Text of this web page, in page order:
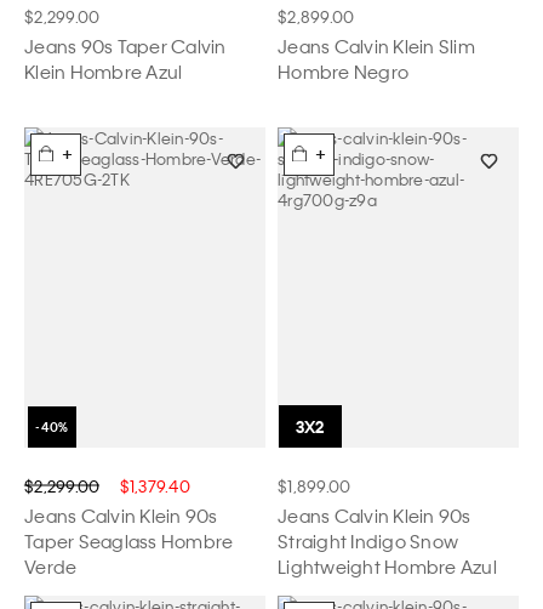
$2,299.00
Jeans 90s Taper Calvin
Klein Hombre Azul
$2,899.00
Jeans Calvin Klein Slim
Hombre Negro
+
$2,299.00 $1,379.40
Jeans Calvin Klein 90s
Taper Seaglass Hombre
Verde
+
$1,899.00
Jeans Calvin Klein 90s
Straight Indigo Snow
Lightweight Hombre Azul